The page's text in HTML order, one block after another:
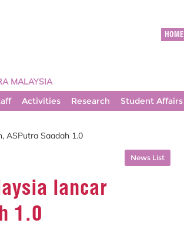
HOME
MALAYSIA
Activities Research Student Affairs
ASPutra Saadah 1.0
News List
lancar
1.0